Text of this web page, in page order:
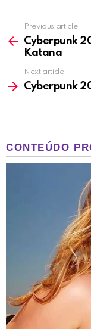
more
Previous article
Cyberpunk
Katana
Next article
Cyberpunk